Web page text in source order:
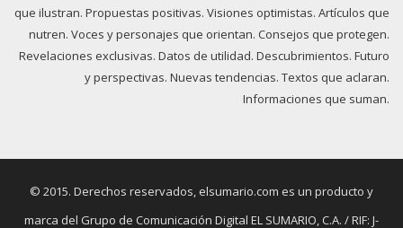
que ilustran. Propuestas positivas. Visiones optimistas. Artículos que
nutren. Voces y personajes que orientan. Consejos que protegen.
Revelaciones exclusivas. Datos de utilidad. Descubrimientos. Futuro
y perspectivas. Nuevas tendencias. Textos que aclaran.
Informaciones que suman.
© 2015. Derechos reservados, elsumario.com es un producto y
marca del Grupo de Comunicación Digital EL SUMARIO, C.A. / RIF: J-